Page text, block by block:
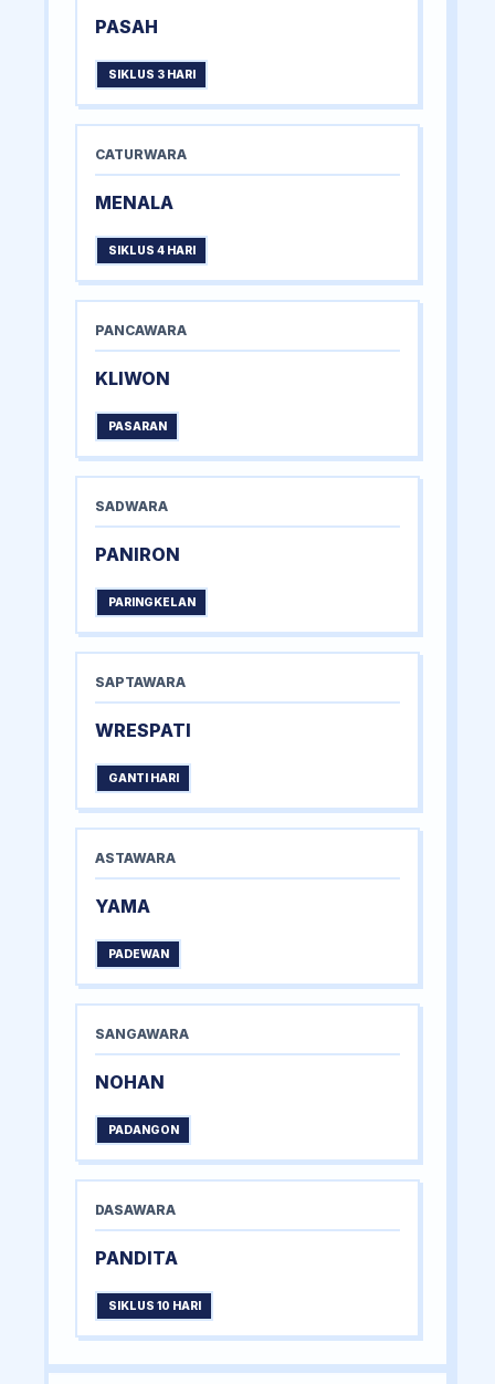
PASAH
SIKLUS 3 HARI
CATURWARA
MENALA
SIKLUS 4 HARI
PANCAWARA
KLIWON
PASARAN
SADWARA
PANIRON
PARINGKELAN
SAPTAWARA
WRESPATI
GANTI HARI
ASTAWARA
YAMA
PADEWAN
SANGAWARA
NOHAN
PADANGON
DASAWARA
PANDITA
SIKLUS 10 HARI